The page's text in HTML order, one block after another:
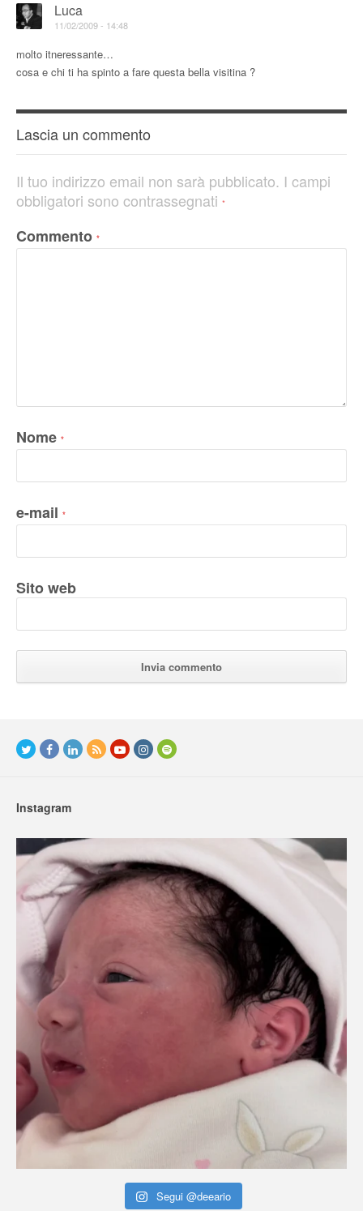
Luca
11/02/2009 - 14:48
molto itneressante…
cosa e chi ti ha spinto a fare questa bella visitina ?
Lascia un commento
Il tuo indirizzo email non sarà pubblicato. I campi
obbligatori sono contrassegnati *
Commento *
Nome *
e-mail *
Sito web
Instagram
Segui @deeario